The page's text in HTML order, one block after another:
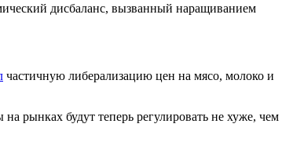
дисбаланс, вызванный наращиванием
частичную либерализацию цен на мясо, молоко и
рынках будут теперь регулировать не хуже, чем